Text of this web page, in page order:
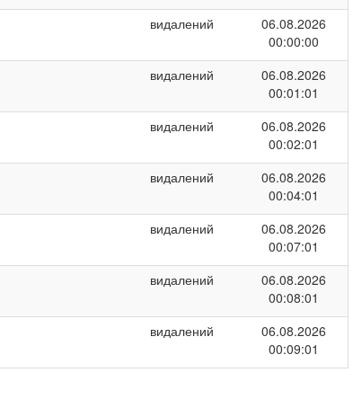
видалений
06.08.2026
00:00:00
видалений
06.08.2026
00:01:01
видалений
06.08.2026
00:02:01
видалений
06.08.2026
00:04:01
видалений
06.08.2026
00:07:01
видалений
06.08.2026
00:08:01
видалений
06.08.2026
00:09:01